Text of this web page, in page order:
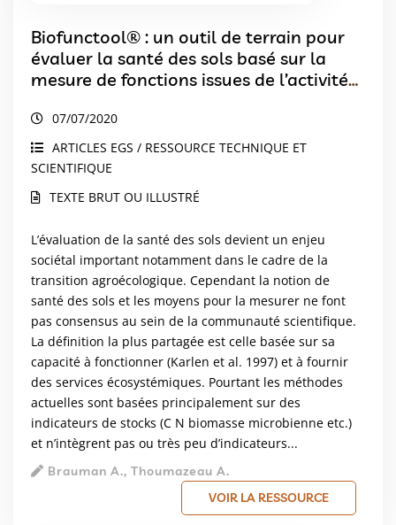
Biofunctool® : un outil de terrain pour
évaluer la santé des sols basé sur la
mesure de fonctions issues de l’activité
07/07/2020
ARTICLES EGS / RESSOURCE TECHNIQUE ET
SCIENTIFIQUE
TEXTE BRUT OU ILLUSTRÉ
L’évaluation de la santé des sols devient un enjeu
sociétal important notamment dans le cadre de la
transition agroécologique. Cependant la notion de
santé des sols et les moyens pour la mesurer ne font
pas consensus au sein de la communauté scientifique.
La définition la plus partagée est celle basée sur sa
capacité à fonctionner (Karlen et al. 1997) et à fournir
des services écosystémiques. Pourtant les méthodes
actuelles sont basées principalement sur des
indicateurs de stocks (C N biomasse microbienne etc.)
et n’intègrent pas ou très peu d’indicateurs...
Brauman A., Thoumazeau A.
VOIR LA RESSOURCE